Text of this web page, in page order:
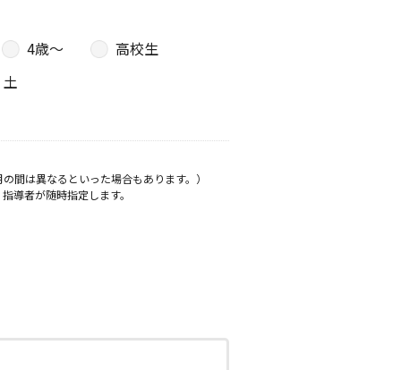
4歳〜
高校生
土
間は異なるといった場合もあります。）
導者が随時指定します。